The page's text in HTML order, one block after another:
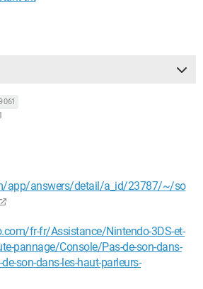
061
app/answers/detail/a_id/23787/~/so
fr-fr/Assistance/Nintendo-3DS-et-
pannage/Console/Pas-de-son-dans-
son-dans-les-haut-parleurs-